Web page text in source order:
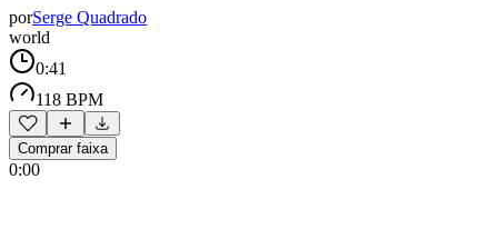
porSerge Quadrado
world
0:41
118 BPM
Comprar faixa
0:00